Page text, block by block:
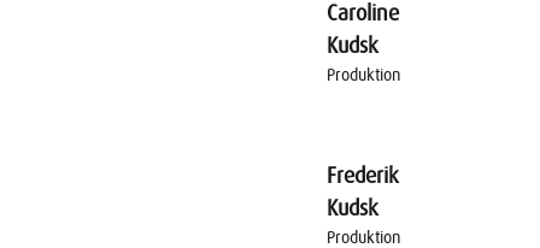
Caroline
Kudsk
Produktion
Frederik
Kudsk
Produktion